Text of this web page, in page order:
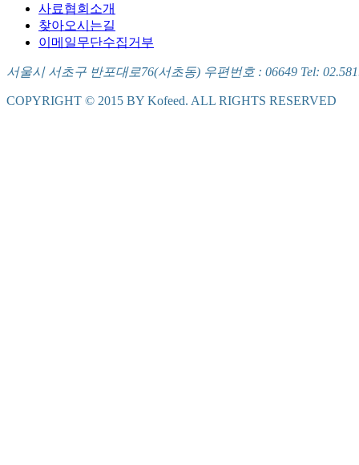
사료협회소개
찾아오시는길
이메일무단수집거부
서울시 서초구 반포대로76(서초동) 우편번호 : 06649 Tel:
COPYRIGHT © 2015 BY Kofeed. ALL RIGHTS RESERVED